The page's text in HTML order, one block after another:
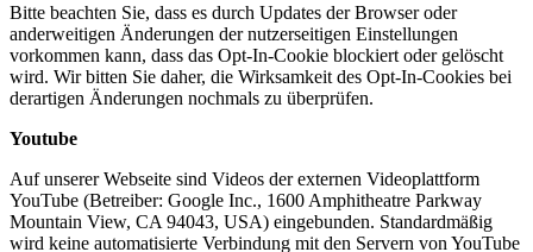
Bitte beachten Sie, dass es durch Updates der Browser oder
anderweitigen Änderungen der nutzerseitigen Einstellungen
vorkommen kann, dass das Opt-In-Cookie blockiert oder gelöscht
wird. Wir bitten Sie daher, die Wirksamkeit des Opt-In-Cookies bei
derartigen Änderungen nochmals zu überprüfen.
Youtube
Auf unserer Webseite sind Videos der externen Videoplattform
YouTube (Betreiber: Google Inc., 1600 Amphitheatre Parkway
Mountain View, CA 94043, USA) eingebunden. Standardmäßig
wird keine automatisierte Verbindung mit den Servern von YouTube